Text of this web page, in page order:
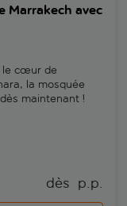
Marrakech avec
le cœur de
la mosquée
maintenant !
dès p.p.